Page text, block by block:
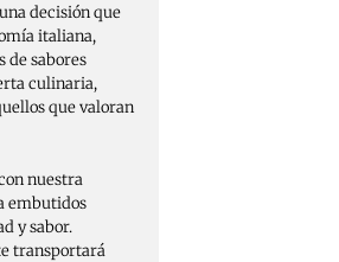
decisión que
italiana,
de sabores
culinaria,
que valoran
nuestra
embutidos
y sabor.
transportará